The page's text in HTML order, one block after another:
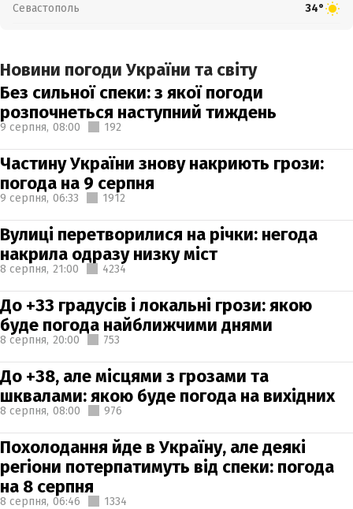
Севастополь 34°
Новини погоди України та світу
Без сильної спеки: з якої погоди
розпочнеться наступний тиждень
9 серпня, 08:00 192
Частину України знову накриють грози:
погода на 9 серпня
9 серпня, 06:33 1912
Вулиці перетворилися на річки: негода
накрила одразу низку міст
8 серпня, 21:00 4234
До +33 градусів і локальні грози: якою
буде погода найближчими днями
8 серпня, 20:00 753
До +38, але місцями з грозами та
шквалами: якою буде погода на вихідних
8 серпня, 08:00 976
Похолодання йде в Україну, але деякі
регіони потерпатимуть від спеки: погода
на 8 серпня
8 серпня, 06:46 1334